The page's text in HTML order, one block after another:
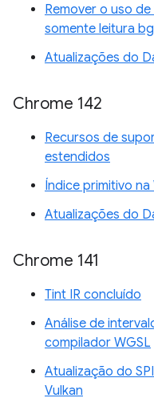
Remover o uso
somente leitura
Atualizações do
Chrome 142
Recursos de
estendidos
Índice primitivo na
Atualizações do
Chrome 141
Tint IR concluído
Análise de
compilador WGSL
Atualização do
Vulkan